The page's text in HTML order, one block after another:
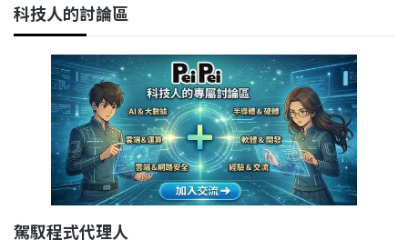
科技人的討論區
駕馭程式代理人